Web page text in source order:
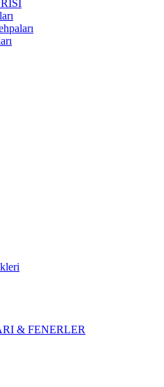
& FENERLER